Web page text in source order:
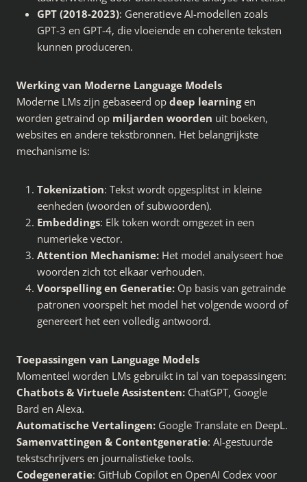
GPT (2018-2023): Generatieve AI-modellen zoals
GPT-3 en GPT-4, die vloeiende en coherente teksten
kunnen produceren.
Werking van Moderne Language Models
Moderne LMs zijn gebaseerd op deep learningen
worden getraind op miljarden woorden uit boeken,
websites en andere tekstbronnen. Het belangrijkste
mechanisme is:
Tokenization: Tekst wordt opgesplitst in kleine
eenheden (woorden of subwoorden).
Embeddings: Elk token wordt omgezet in een
numerieke vector.
Attention Mechanisme: Het model analyseert hoe
woorden zich tot elkaar verhouden.
Voorspelling en Generatie: Op basis van getrainde
patronen voorspelt het model het volgende woord of
genereert het een volledig antwoord.
Toepassingen van Language Models
Momenteel worden LMs gebruikt in tal van toepassingen:
Chatbots & Virtuele Assistenten: ChatGPT, Google
Bard en Alexa.
Automatische Vertalingen: Google Translate en DeepL.
Samenvattingen & Contentgeneratie: AI-gestuurde
tekstschrijvers en journalistieke tools.
Codegeneratie: GitHub Copilot en OpenAI Codex voor